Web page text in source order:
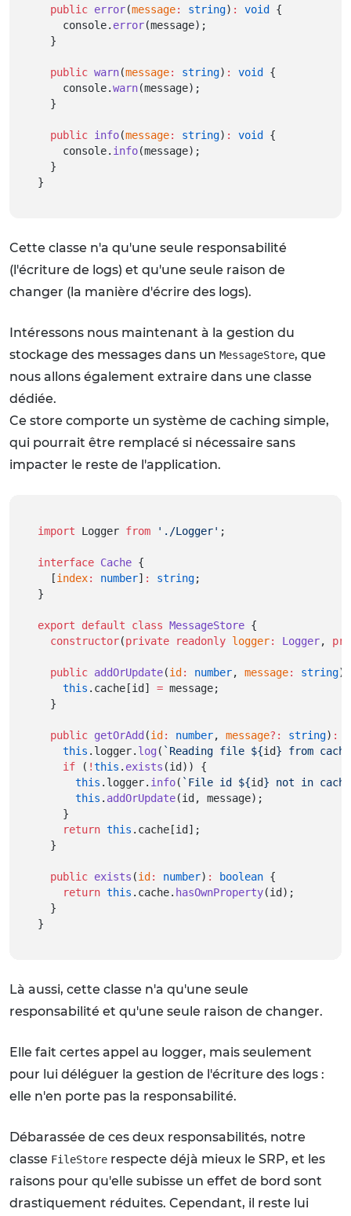
public error(message: string) : void
{
    console.
error(message);
  }
public warn(message: string) : void
{
    console.
warn(message);
  }
public info(message: string) : void
{
    console.
info(message);
  }
}
Cette classe n'a qu'une seule responsabilité
(l'écriture de logs) et qu'une seule raison de
changer (la manière d'écrire des logs).
Intéressons nous maintenant à la gestion du
stockage des messages dans un MessageStore, que
nous allons également extraire dans une classe
dédiée.
Ce store comporte un système de caching simple,
qui pourrait être remplacé si nécessaire sans
impacter le reste de l'application.
import Logger from './Logger' ;
interface Cache {
  [
index: number] : string;
}
export default class MessageStore {
constructor(private readonly logger: Logger,
public addOrUpdate(id : number, message: string)
this .cache[id] = message;
  }
public getOrAdd (id : number, message?: string) :
this .logger. log ( `Reading file ${id} from
if ( !this . exists (id)) {
this .logger. info( `File id ${id} not in
this . addOrUpdate(id, message);
    }
return this .cache[id];
  }
public exists (id : number) : boolean {
return this .cache. hasOwnProperty(id);
  }
}
Là aussi, cette classe n'a qu'une seule
responsabilité et qu'une seule raison de changer.
Elle fait certes appel au logger, mais seulement
pour lui déléguer la gestion de l'écriture des logs :
elle n'en porte pas la responsabilité.
Débarassée de ces deux responsabilités, notre
classe FileStore respecte déjà mieux le SRP, et les
raisons pour qu'elle subisse un effet de bord sont
drastiquement réduites. Cependant, il reste lui